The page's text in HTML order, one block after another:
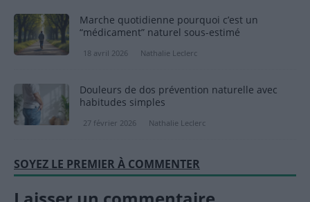
Marche quotidienne pourquoi c’est un
“médicament” naturel sous-estimé
18 avril 2026 Nathalie Leclerc
Douleurs de dos prévention naturelle avec
habitudes simples
27 février 2026 Nathalie Leclerc
SOYEZ LE PREMIER À COMMENTER